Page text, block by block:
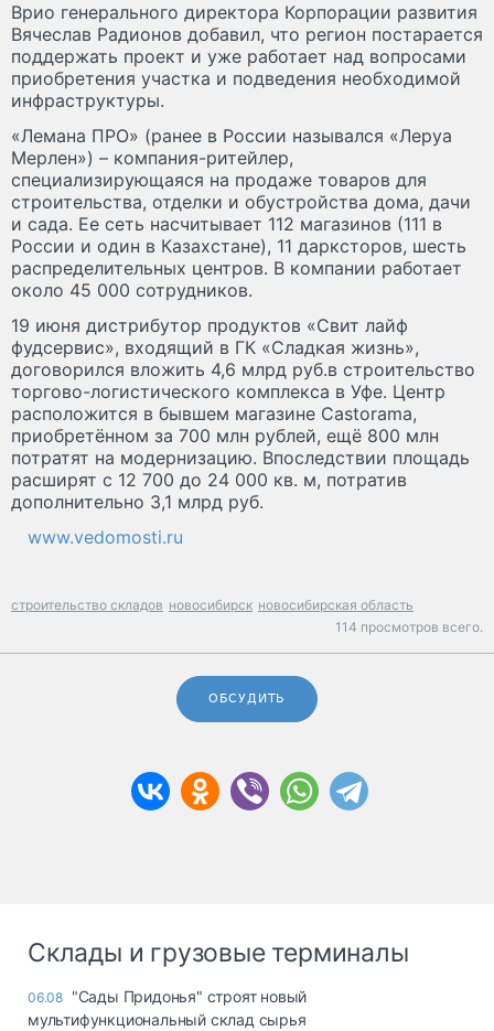
Врио генерального директора Корпорации развития
Вячеслав Радионов добавил, что регион постарается
поддержать проект и уже работает над вопросами
приобретения участка и подведения необходимой
инфраструктуры.
«Лемана ПРО» (ранее в России назывался «Леруа
Мерлен») – компания-ритейлер,
специализирующаяся на продаже товаров для
строительства, отделки и обустройства дома, дачи
и сада. Ее сеть насчитывает 112 магазинов (111 в
России и один в Казахстане), 11 дарксторов, шесть
распределительных центров. В компании работает
около 45 000 сотрудников.
19 июня дистрибутор продуктов «Свит лайф
фудсервис», входящий в ГК «Сладкая жизнь»,
договорился вложить 4,6 млрд руб.в строительство
торгово-логистического комплекса в Уфе. Центр
расположится в бывшем магазине Castorama,
приобретённом за 700 млн рублей, ещё 800 млн
потратят на модернизацию. Впоследствии площадь
расширят с 12 700 до 24 000 кв. м, потратив
дополнительно 3,1 млрд руб.
www.vedomosti.ru
строительство складов новосибирск новосибирская область
114 просмотров всего.
ОБСУДИТЬ
Склады и грузовые терминалы
06.08 "Сады Придонья" строят новый
мультифункциональный склад сырья